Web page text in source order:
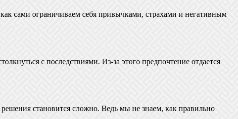
сами ограничиваем себя привычками, страхами и негативным
с последствиями. Из-за этого предпочтение отдается
становится сложно. Ведь мы не знаем, как правильно